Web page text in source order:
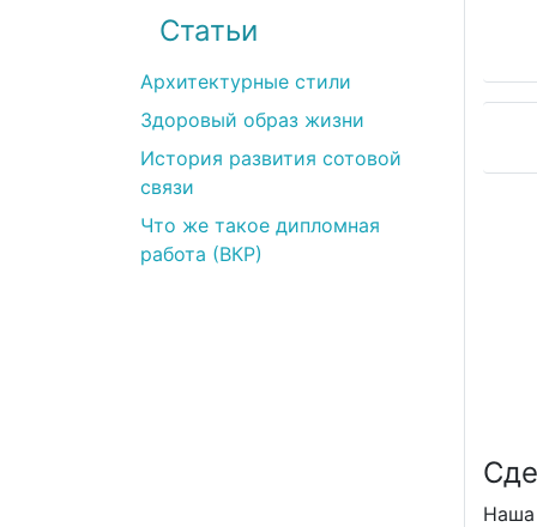
Статьи
Архитектурные стили
Здоровый образ жизни
История развития сотовой
связи
Что же такое дипломная
работа (ВКР)
(12.03.2022)
Наша